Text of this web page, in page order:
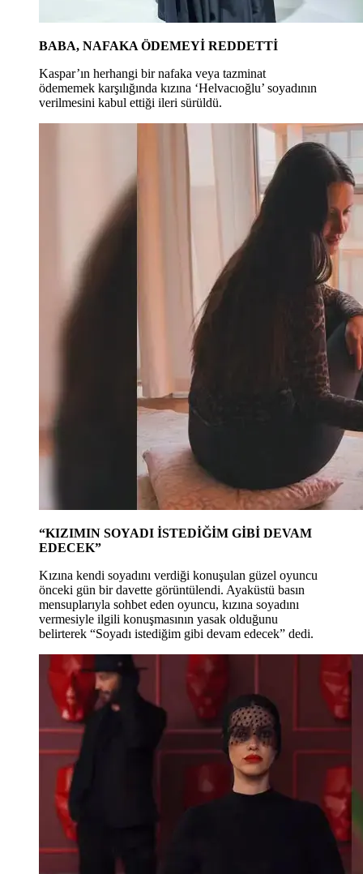
BABA, NAFAKA ÖDEMEYİ REDDETTİ
Kaspar’ın herhangi bir nafaka veya tazminat
ödememek karşılığında kızına ‘Helvacıoğlu’ soyadının
verilmesini kabul ettiği ileri sürüldü.
“KIZIMIN SOYADI İSTEDİĞİM GİBİ DEVAM
EDECEK”
Kızına kendi soyadını verdiği konuşulan güzel oyuncu
önceki gün bir davette görüntülendi. Ayaküstü basın
mensuplarıyla sohbet eden oyuncu, kızına soyadını
vermesiyle ilgili konuşmasının yasak olduğunu
belirterek “Soyadı istediğim gibi devam edecek” dedi.